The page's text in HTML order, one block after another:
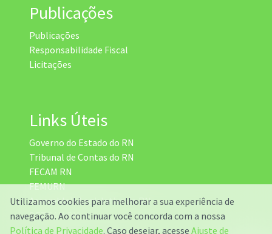
Publicações
Publicações
Responsabilidade Fiscal
Licitações
Links Úteis
Governo do Estado do RN
Tribunal de Contas do RN
FECAM RN
FEMURN
Assembleia Legislativa do RN
DETRAN RN
Radar da Transparência
Utilizamos cookies para melhorar a sua experiência de
navegação. Ao continuar você concorda com a nossa
Política de Privacidade. Caso desejar, acesse Ajuste de